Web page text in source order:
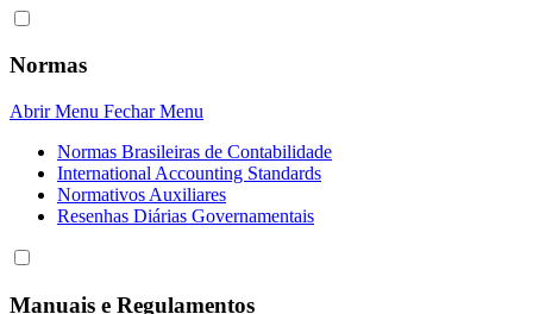
Normas
Abrir Menu Fechar Menu
Normas Brasileiras de Contabilidade
International Accounting Standards
Normativos Auxiliares
Resenhas Diárias Governamentais
Manuais e Regulamentos